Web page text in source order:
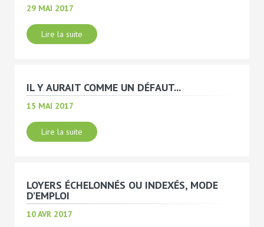
29 MAI 2017
Lire la suite
IL Y AURAIT COMME UN DÉFAUT...
15 MAI 2017
Lire la suite
LOYERS ÉCHELONNÉS OU INDEXÉS, MODE
D’EMPLOI
10 AVR 2017